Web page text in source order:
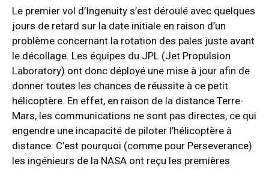
Le premier vol d’Ingenuity s’est déroulé avec quelques
jours de retard sur la date initiale en raison d’un
problème concernant la rotation des pales juste avant
le décollage. Les équipes du JPL (Jet Propulsion
Laboratory) ont donc déployé une mise à jour afin de
donner toutes les chances de réussite à ce petit
hélicoptère. En effet, en raison de la distance Terre-
Mars, les communications ne sont pas directes, ce qui
engendre une incapacité de piloter l’hélicoptère à
distance. C’est pourquoi (comme pour Perseverance)
les ingénieurs de la NASA ont reçu les premières